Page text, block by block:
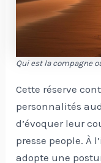
Qui est la compagne
Cette réserve
personnalités
d’évoquer leur
presse people. À
adopte une